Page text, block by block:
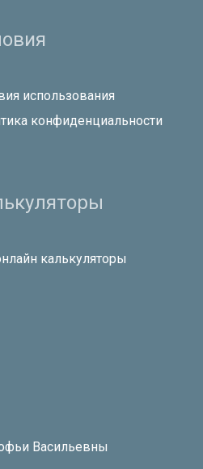
использования
конфиденциальности
калькуляторы
Васильевны